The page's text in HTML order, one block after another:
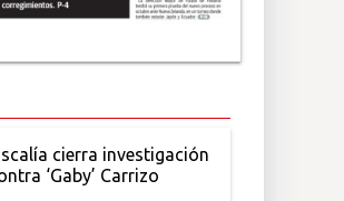
cierra investigación
‘Gaby’ Carrizo